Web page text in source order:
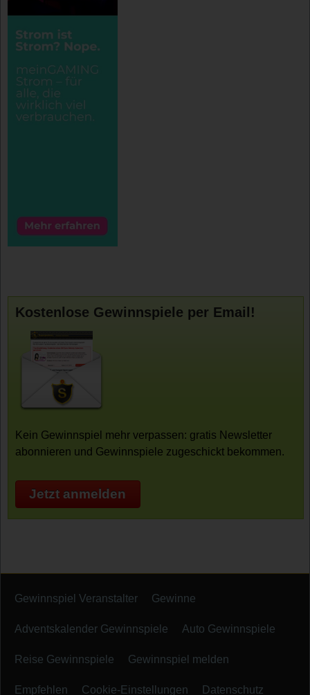
Kostenlose Gewinnspiele per Email!
Kein Gewinnspiel mehr verpassen: gratis Newsletter
abonnieren und Gewinnspiele zugeschickt bekommen.
Jetzt anmelden
Gewinnspiel Veranstalter Gewinne
Adventskalender Gewinnspiele Auto Gewinnspiele
Reise Gewinnspiele Gewinnspiel melden
Empfehlen Cookie-Einstellungen Datenschutz